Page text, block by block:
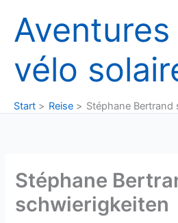
Inhalt
springen
Aventures
vélo
Start Reise Stéphane
Stéphane
schwierigkeiten